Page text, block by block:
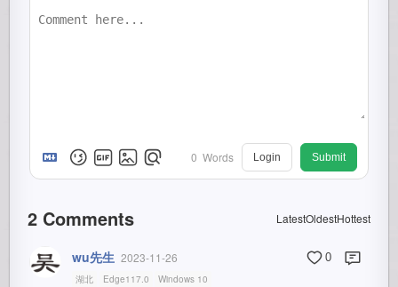
0 Words Login Submit
2 Comments LatestOldestHottest
wu先生 2023-11-26 0
湖北 Edge117.0 Windows 10